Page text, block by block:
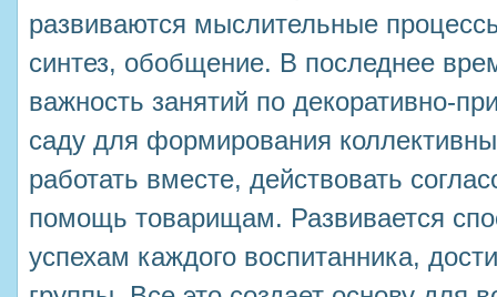
развиваются мыслительные
синтез, обобщение. В последнее
важность занятий по декоративно-
саду для формирования
работать вместе, действовать
помощь товарищам. Развивается
успехам каждого воспитанника,